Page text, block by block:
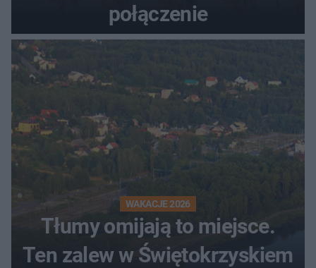
połączenie
WAKACJE 2026
Tłumy omijają to miejsce.
Ten zalew w Świętokrzyskiem